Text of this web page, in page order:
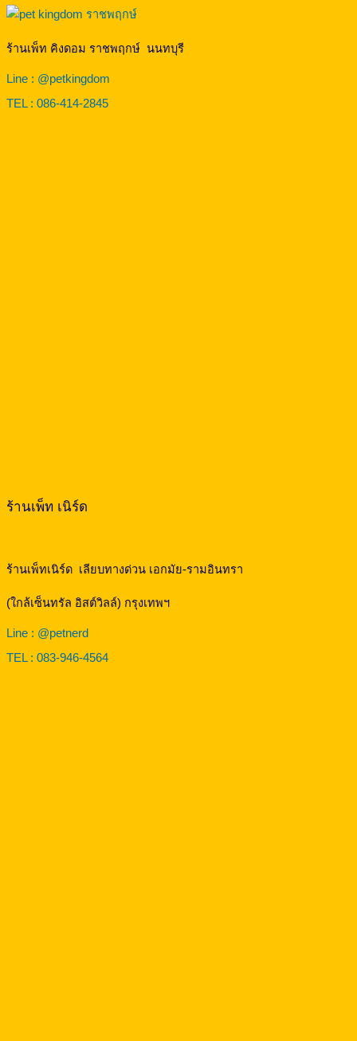
ร้านเพ็ท คิงดอม ราชพฤกษ์ นนทบุรี
Line : @petkingdom
TEL : 086-414-2845
ร้านเพ็ท เนิร์ด
ร้านเพ็ทเนิร์ด เลียบทางด่วน เอกมัย-รามอินทรา
(ใกล้เซ็นทรัล อิสต์วิลล์) กรุงเทพฯ
Line : @petnerd
TEL : 083-946-4564